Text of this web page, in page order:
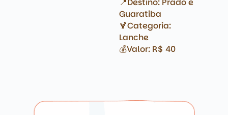
Guaratiba
🍹Categoria:
Lanche
💰Valor: R$ 40